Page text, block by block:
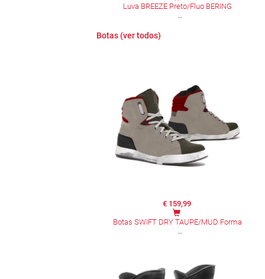
Luva BREEZE Preto/Fluo BERING
Botas (ver todos)
€ 159,99
Botas SWIFT DRY TAUPE/MUD Forma